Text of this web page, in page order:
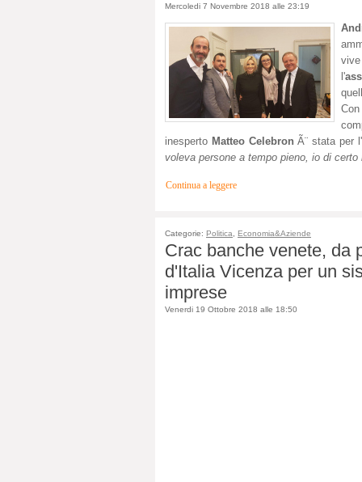
Mercoledi 7 Novembre 2018 alle 23:19
l'
inesperto Matteo Celebron Ã¨ stata per
voleva persone a tempo pieno, io di
Continua a leggere
Categorie: Politica, Economia&Aziende
Crac banche venete, da
d'Italia Vicenza per un
imprese
Venerdi 19 Ottobre 2018 alle 18:50